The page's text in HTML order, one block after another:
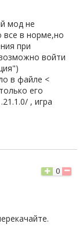
мод не
все в норме,но
при
войти
в файле <
его
, игра
0